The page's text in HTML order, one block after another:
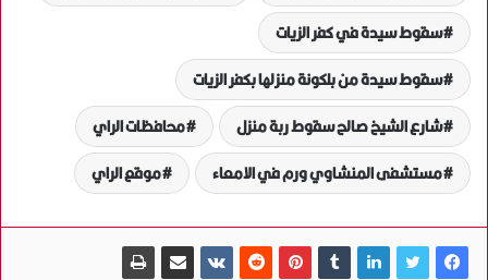
سقوط سيدة في كفر الزيات
سقوط سيدة من بلكونة منزلها بكفر الزيات
شارع الشيخ صالح سقوط ربة منزل
محافظات الراي
مستشفى المنشاوي ورم في الامعاء
موقع الراي